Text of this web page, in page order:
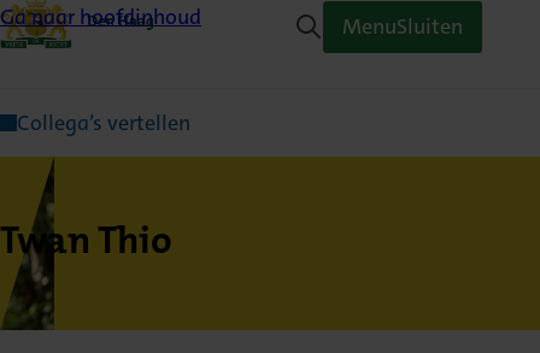
Ga naar hoofdinhoud MenuSluiten
Collega’s vertellen
Twan Thio